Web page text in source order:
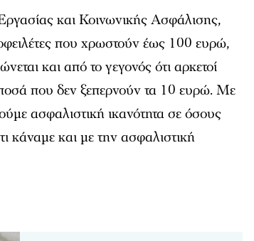
και Κοινωνικής Ασφάλισης,
που χρωστούν έως 100 ευρώ,
και από το γεγονός ότι αρκετοί
που δεν ξεπερνούν τα 10 ευρώ. Με
ασφαλιστική ικανότητα σε όσους
και με την ασφαλιστική